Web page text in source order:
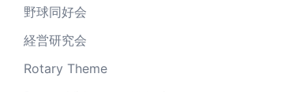
野球同好会
経営研究会
Rotary Theme